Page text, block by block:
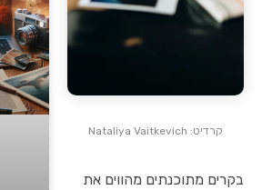
קרדיט: Nataliya Vaitkevich
בקרים מתוכנתים מהווים את